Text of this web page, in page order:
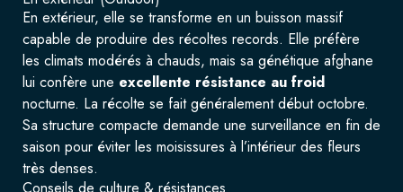
En extérieur, elle se transforme en un buisson massif
capable de produire des récoltes records. Elle préfère
les climats modérés à chauds, mais sa génétique afghane
lui confère une excellente résistance au froid
nocturne. La récolte se fait généralement début octobre.
Sa structure compacte demande une surveillance en fin de
saison pour éviter les moisissures à l’intérieur des fleurs
très denses.
Conseils de culture & résistances